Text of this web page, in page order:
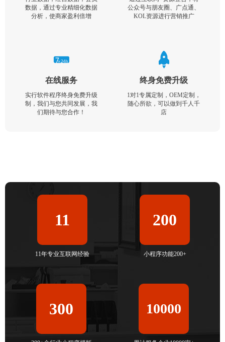
数据，通过专业精细化数据
分析，使商家盈利倍增
公众号与朋友圈、广点通、
KOL资源进行营销推广
在线服务
实行软件程序终身免费升级
制，我们与您共同发展，我
们期待与您合作！
终身免费升级
1对1专属定制，OEM定制，
随心所欲，可以做到千人千
店
11
11年专业互联网经验
200
小程序功能200+
300 10000